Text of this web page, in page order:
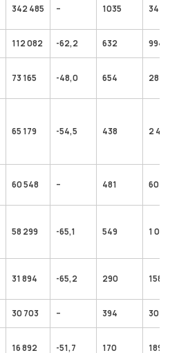
342 485 – 1035 342
112 082 -62,2 632 994
73 165 -48,0 654 284
65 179 -54,5 438 2
60 548 – 481 60
58 299 -65,1 549 1
31 894 -65,2 290 158
30 703 – 394 30
16 892 -51,7 170 189